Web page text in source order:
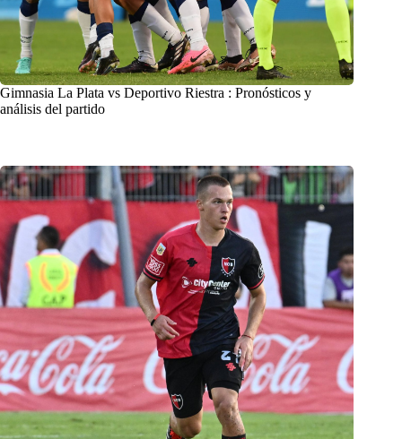
Gimnasia La Plata vs Deportivo Riestra : Pronósticos y
análisis del partido